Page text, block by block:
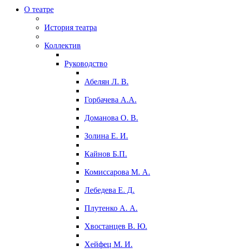
О театре
История театра
Коллектив
Руководство
Абелян Л. В.
Горбачева А.А.
Доманова О. В.
Золина Е. И.
Кайнов Б.П.
Комиссарова М. А.
Лебедева Е. Д.
Плутенко А. А.
Хвостанцев В. Ю.
Хейфец М. И.